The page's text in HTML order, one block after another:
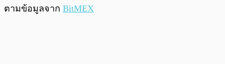
ตามข้อมูลจาก BitMEX